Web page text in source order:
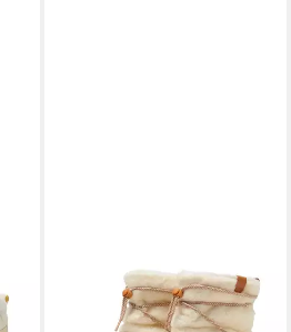
Winterboots Moonboots,
Winterstiefel,